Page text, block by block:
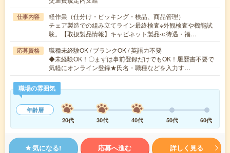
仕事内容
軽作業（仕分け・ピッキング・検品、商品管理）
チェア製造での組み立てライン最終検査※外観検査や機能試
験。【取扱製品情報】キャビネット製品≪待遇・福…
応募資格
職種未経験OK / ブランクOK / 英語力不要
◆未経験OK！〇まずは事前登録だけでもOK！履歴書不要で
気軽にオンライン登録★氏名・職種などを入力す…
職場の雰囲気
年齢層
20代
30代 40代 50代 60代
気になる! 応募へ進む 詳しく見る